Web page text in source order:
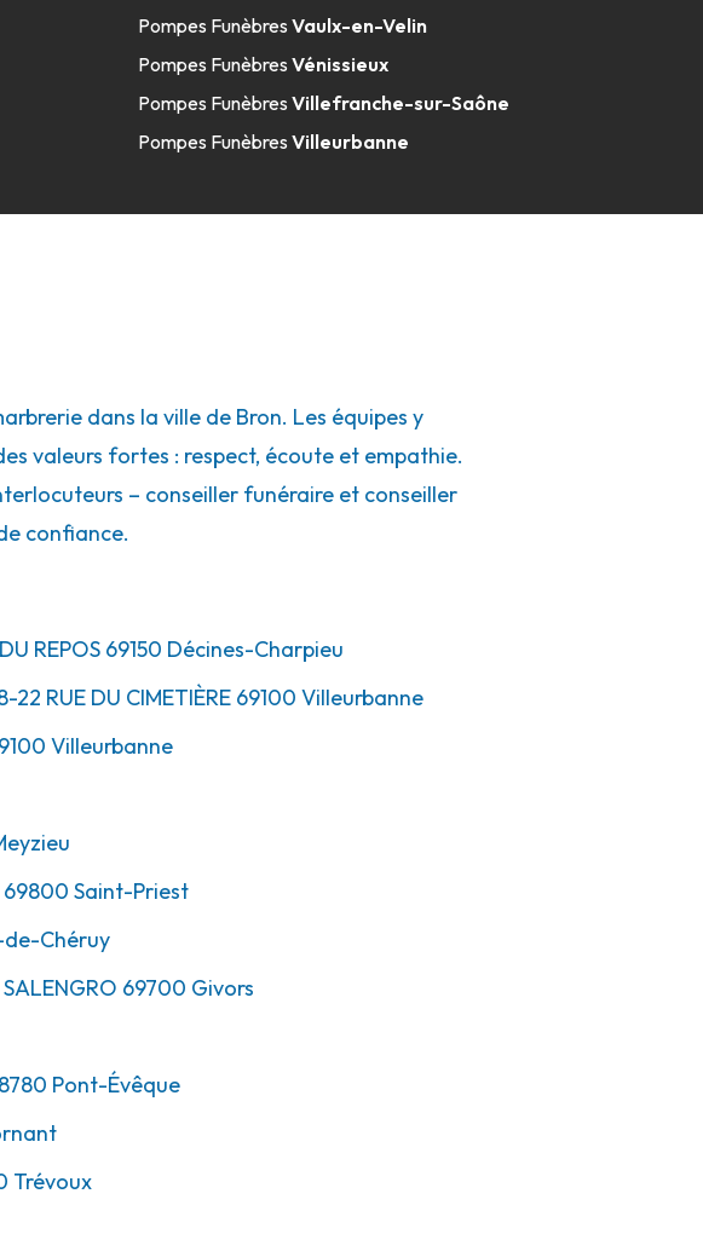
Pompes FunèbresVaulx-en-Velin
Pompes FunèbresVénissieux
Pompes FunèbresVillefranche-sur-Saône
Pompes FunèbresVilleurbanne
dans la ville de Bron. Les équipes y
valeurs fortes : respect, écoute et empathie.
– conseiller funéraire et conseiller
confiance.
REPOS 69150 Décines-Charpieu
22 RUE DU CIMETIÈRE 69100 Villeurbanne
Villeurbanne
69800 Saint-Priest
Chéruy
SALENGRO 69700 Givors
Pont-Évêque
Trévoux